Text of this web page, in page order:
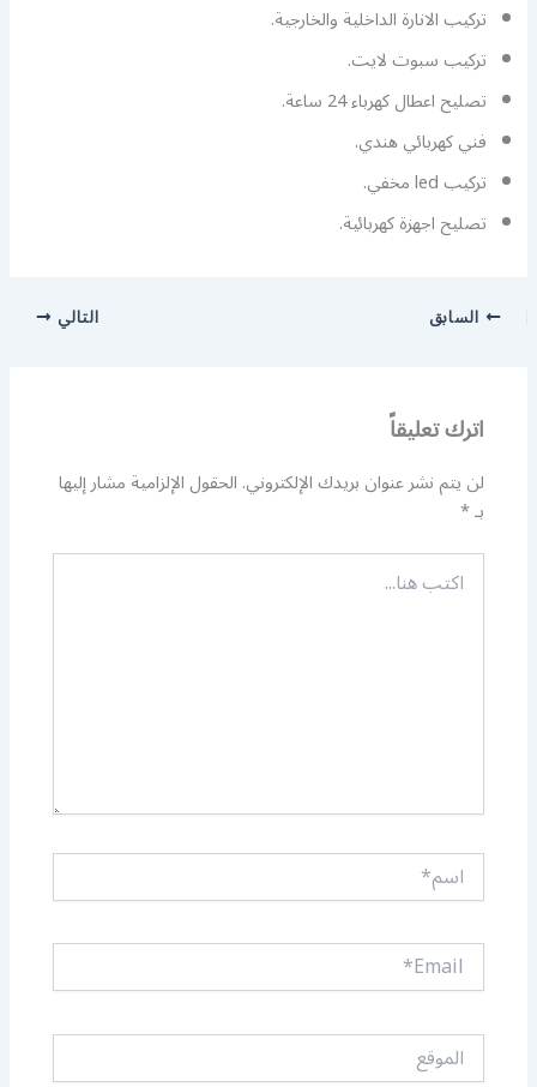
تركيب الانارة الداخلية والخارجية.
تركيب سبوت لايت.
تصليح اعطال كهرباء 24 ساعة.
فني كهربائي هندي.
تركيب led مخفي.
تصليح اجهزة كهربائية.
السابق التالي
اترك تعليقاً
لن يتم نشر عنوان بريدك الإلكتروني.الحقول الإلزامية مشار إليها
بـ*
اكتب
هنا...
اسم*
Email*
الموقع